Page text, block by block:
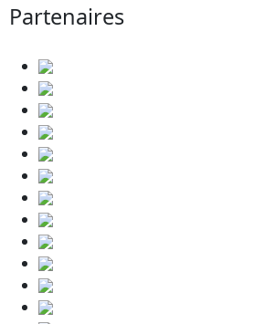
Partenaires